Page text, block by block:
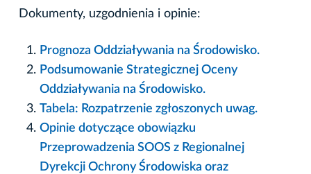
Dokumenty, uzgodnienia i opinie:
Prognoza Oddziaływania na Środowisko.
Podsumowanie Strategicznej Oceny
Oddziaływania na Środowisko.
Tabela: Rozpatrzenie zgłoszonych uwag.
Opinie dotyczące obowiązku
Przeprowadzenia SOOS z Regionalnej
Dyrekcji Ochrony Środowiska oraz